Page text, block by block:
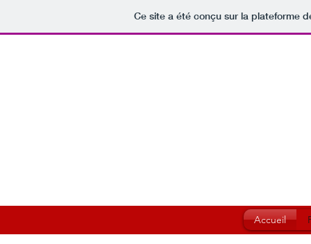
Ce site a été conçu sur la plateforme
Accueil